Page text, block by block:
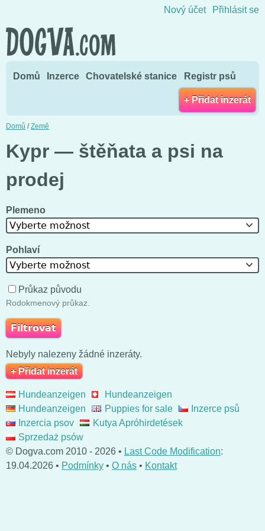
Nový účet Přihlásit se
Domů Inzerce Chovatelské stanice Registr psů
+ Přidat inzerát
Domů /Země
Kypr — štěňata a psi na
prodej
Plemeno
Vyberte možnost
Pohlaví
Vyberte možnost
Průkaz původu
Rodokmenový průkaz.
Nebyly nalezeny žádné inzeráty.
+ Přidat inzerát
Hundeanzeigen
Hundeanzeigen
Hundeanzeigen
Puppies for sale
Inzerce psů
Inzercia psov
Kutya Apróhirdetések
Sprzedaż psów
© Dogva.com 2010 - 2026 • Last Code Modification:
19.04.2026 • Podmínky • O nás • Kontakt